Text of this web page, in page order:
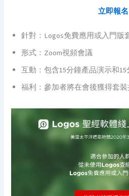
立即報名
針對：Logos免費應用或入門版
形式：Zoom視頻會議
互動：包含15分鐘產品演示和15
福利：參加者將在會後獲得套裝